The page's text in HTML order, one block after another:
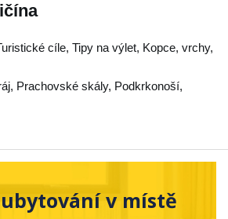
cíle, Tipy na výlet, Kopce, vrchy,
, Prachovské skály, Podkrkonoší,
v místě